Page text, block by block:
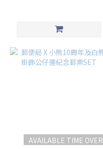
AVAILABLE TIME OVER